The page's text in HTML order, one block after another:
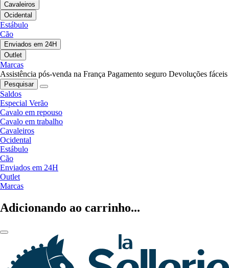
Cavaleiros
Ocidental
Estábulo
Cão
Enviados em 24H
Outlet
Marcas
Assistência pós-venda na França Pagamento seguro Devoluções fáceis
Pesquisar
Saldos
Especial Verão
Cavalo em repouso
Cavalo em trabalho
Cavaleiros
Ocidental
Estábulo
Cão
Enviados em 24H
Outlet
Marcas
Adicionando ao carrinho...